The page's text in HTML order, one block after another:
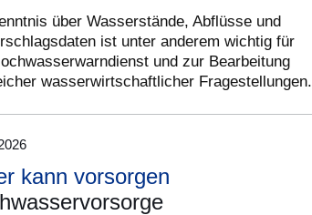
über Wasserstände, Abflüsse und
ist unter anderem wichtig für
und zur Bearbeitung
wasserwirtschaftlicher Fragestellungen.
kann vorsorgen